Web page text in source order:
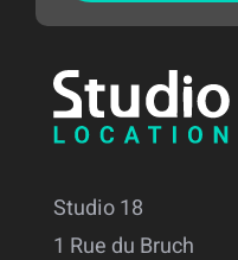
Studio 18
1 Rue du Bruch